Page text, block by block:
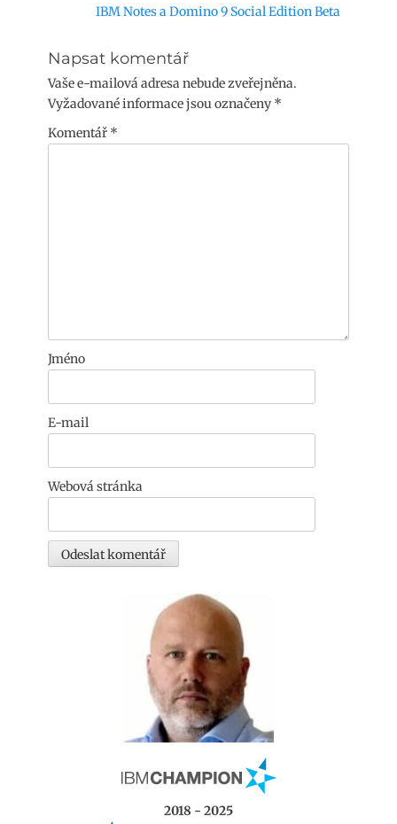
NásledujícíIBM Notes a Domino 9 Social Edition Beta
Napsat komentář
Vaše e-mailová adresa nebude zveřejněna.
Vyžadované informace jsou označeny *
Komentář *
Jméno
E-mail
Webová stránka
2018 - 2025